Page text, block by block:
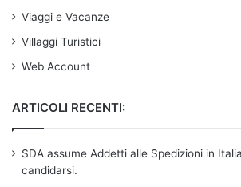
Viaggi e Vacanze
Villaggi Turistici
Web Account
ARTICOLI RECENTI:
SDA assume Addetti alle Spedizioni in
candidarsi.